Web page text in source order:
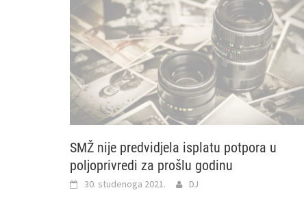
SMŽ nije predvidjela isplatu potpora u
poljoprivredi za prošlu godinu
30. studenoga 2021. DJ